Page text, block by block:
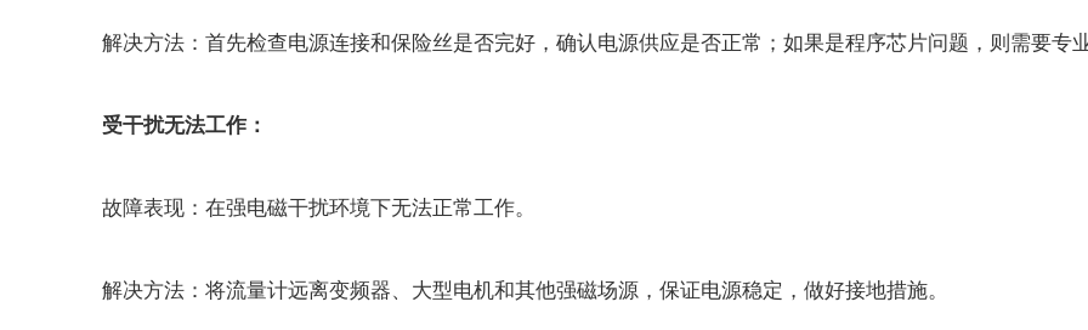
解决方法：首先检查电源连接和保险丝是否完好，确认电源供应是否正常；如果是程序芯片问题，则需要专业
受干扰无法工作：
故障表现：在强电磁干扰环境下无法正常工作。
解决方法：将流量计远离变频器、大型电机和其他强磁场源，保证电源稳定，做好接地措施。